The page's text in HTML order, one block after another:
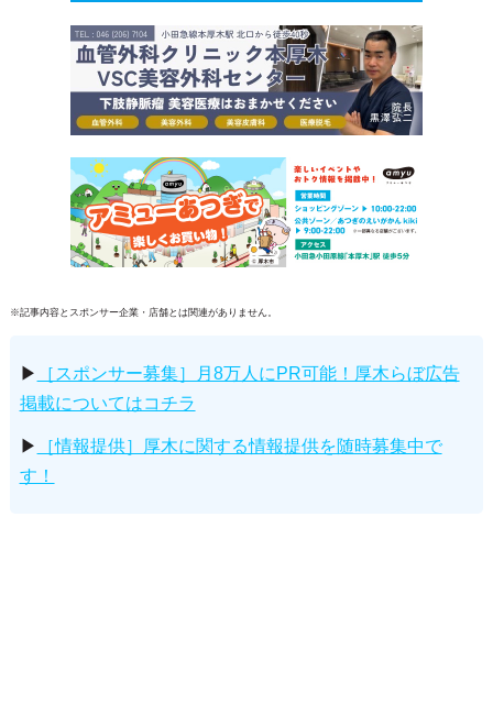
※記事内容とスポンサー企業・店舗とは関連がありません。
▶
［スポンサー募集］月8万人にPR可能！厚木らぼ広告
掲載についてはコチラ
▶
［情報提供］厚木に関する情報提供を随時募集中で
す！